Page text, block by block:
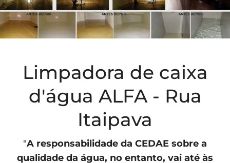
Limpadora de caixa
d'água ALFA - Rua
Itaipava
"A responsabilidade da CEDAE sobre a
qualidade da água, no entanto, vai até às